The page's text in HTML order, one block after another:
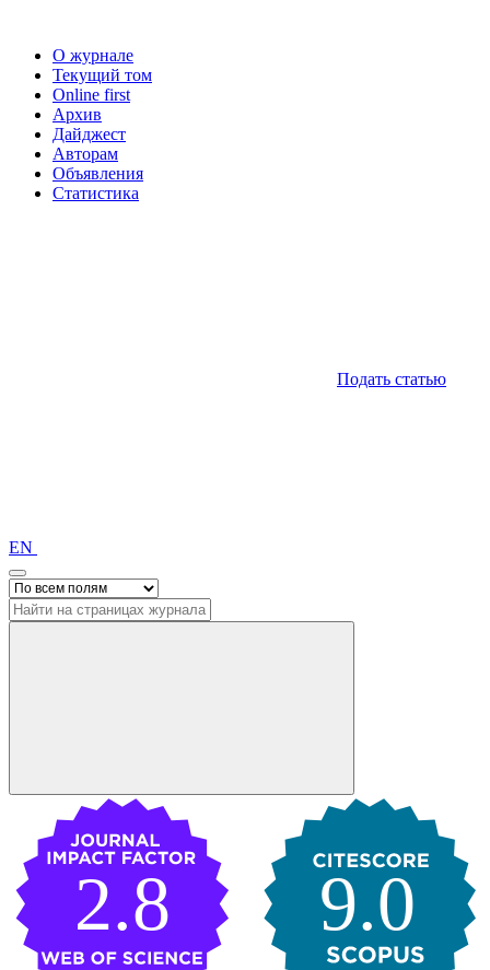
О журнале
Текущий том
Online first
Архив
Дайджест
Авторам
Объявления
Статистика
Подать статью
EN
9.0
2.8